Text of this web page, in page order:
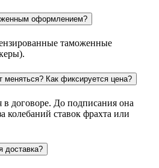
оформлением?
таможенные
меняться? Как фиксируется цена?
в договоре. До подписания она
колебаний ставок фрахта или
доставка?